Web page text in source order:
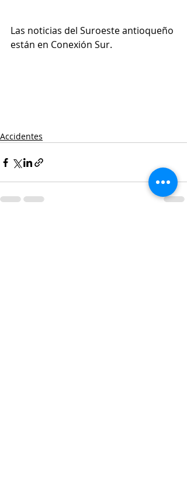
Las noticias del Suroeste antioqueño
están en Conexión Sur.
Accidentes